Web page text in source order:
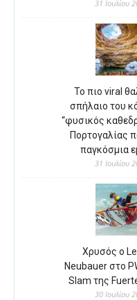
31 Ιουλίου
Το πιο viral
σπήλαιο του
“φυσικός
Πορτογαλίας
παγκόσμια
31 Ιουλίου
Χρυσός ο
Neubauer στο
Slam της
30 Ιουλίου